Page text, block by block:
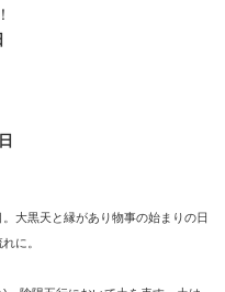
大黒天と縁があり物事の始まりの日
に。